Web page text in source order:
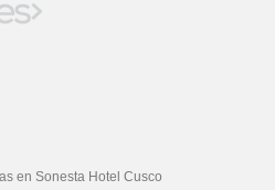
en Sonesta Hotel Cusco